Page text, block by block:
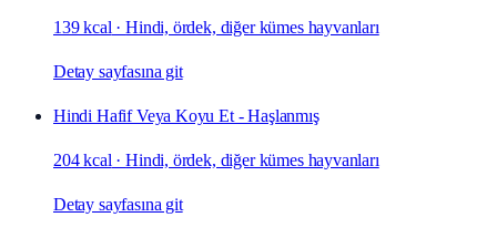
139 kcal ·Hindi, ördek, diğer kümes hayvanları
Detay sayfasına git
Hindi Hafif Veya Koyu Et - Haşlanmış
204 kcal ·Hindi, ördek, diğer kümes hayvanları
Detay sayfasına git